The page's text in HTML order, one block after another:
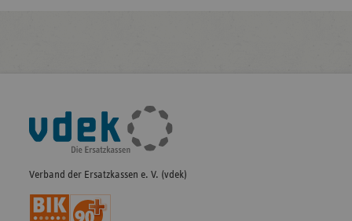
Fußleisten-
Navigation
Verband der Ersatzkassen e. V. (vdek)